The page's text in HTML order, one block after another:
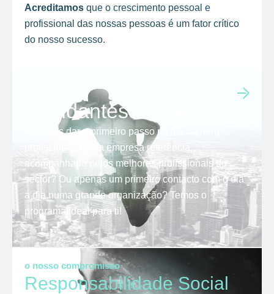
Acreditamos que o crescimento pessoal e
profissional das nossas pessoas é um fator crítico
do nosso sucesso.
Estudantes e graduados
Procuras dar o primeiro passo na tua carreira
profissional, numa empresa referência,
acompanhado pelos melhores profissionais do
sector? Ou apenas um primeiro contacto com o dia
a dia numa grande organização? Temos o
programa ideal para ti!
o nosso compromisso
Responsabilidade Social